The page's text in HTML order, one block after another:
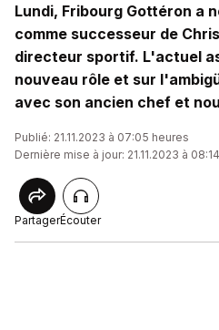
Lundi, Fribourg Gottéron a
comme successeur de
directeur sportif. L'actuel
nouveau rôle et sur
avec son ancien chef et
Publié: 21.11.2023 à 07:05 heures
Dernière mise à jour: 21.11.2023 à
PartagerÉcouter